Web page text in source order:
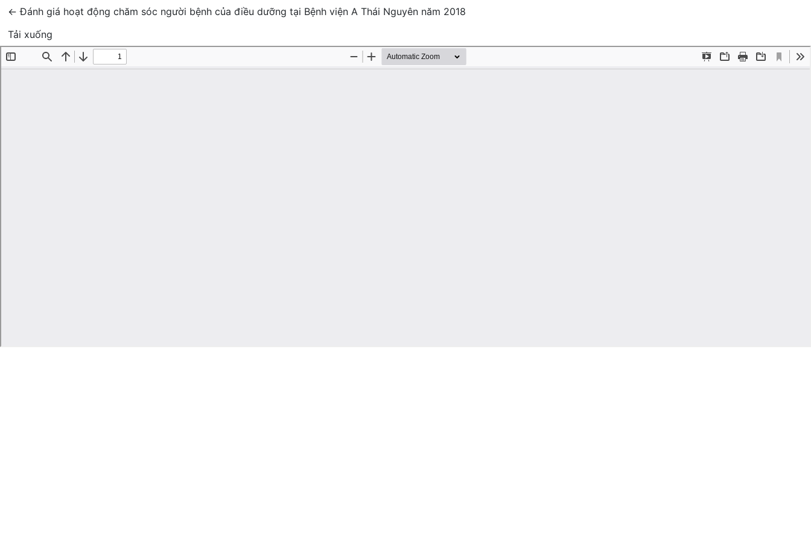
←Quay trở lại chi tiết bài báo
Đánh giá hoạt động chăm sóc người bệnh của điều dưỡng tại Bệnh viện A Thái Nguyên năm 2018
Tải xuống